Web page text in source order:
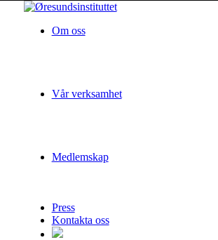
Om oss
Vår verksamhet
Medlemskap
Press
Kontakta oss